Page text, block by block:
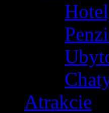
Atrakcie